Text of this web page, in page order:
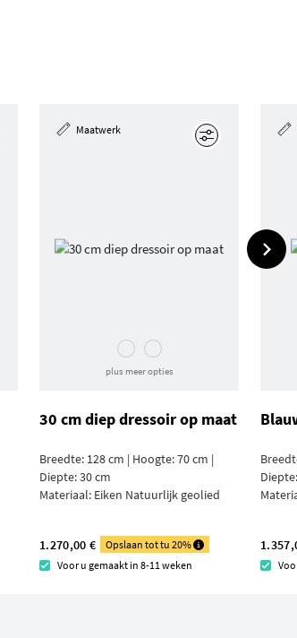
Maatwerk
plus meer opties
30 cm diep dressoir op maat
Breedte: 128 cm | Hoogte: 70 cm |
Diepte: 30 cm
Materiaal: Eiken Natuurlijk geolied
1.270,00 €
Opslaan tot tu 20%
Voor u gemaakt in 8-11 weken